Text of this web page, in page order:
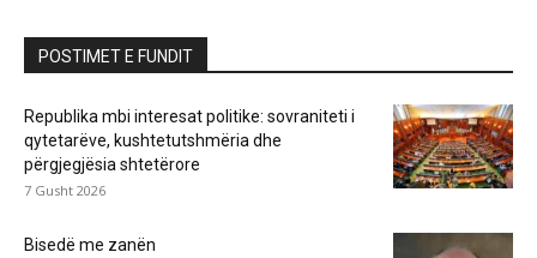
POSTIMET E FUNDIT
Republika mbi interesat politike: sovraniteti i
qytetarëve, kushtetutshmëria dhe
përgjegjësia shtetërore
7 Gusht 2026
Bisedë me zanën